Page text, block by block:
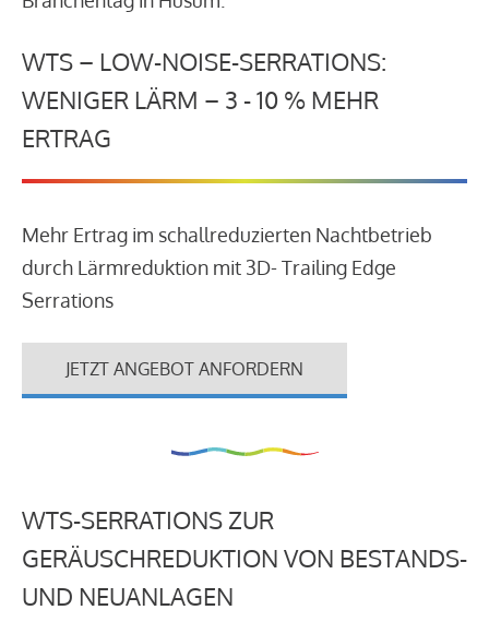
WTS – LOW-NOISE-SERRATIONS:
WENIGER LÄRM – 3 - 10 % MEHR
ERTRAG
Mehr Ertrag im schallreduzierten Nachtbetrieb
durch Lärmreduktion mit 3D- Trailing Edge
Serrations
JETZT ANGEBOT ANFORDERN
WTS-SERRATIONS ZUR
GERÄUSCHREDUKTION VON BESTANDS-
UND NEUANLAGEN